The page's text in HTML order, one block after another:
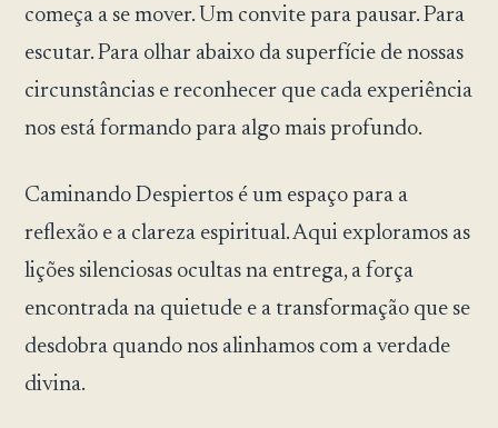
começa a se mover. Um convite para pausar. Para
escutar. Para olhar abaixo da superfície de nossas
circunstâncias e reconhecer que cada experiência
nos está formando para algo mais profundo.
Caminando Despiertos é um espaço para a
reflexão e a clareza espiritual. Aqui exploramos as
lições silenciosas ocultas na entrega, a força
encontrada na quietude e a transformação que se
desdobra quando nos alinhamos com a verdade
divina.